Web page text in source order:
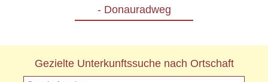
- Donauradweg
Gezielte Unterkunftssuche nach Ortschaft